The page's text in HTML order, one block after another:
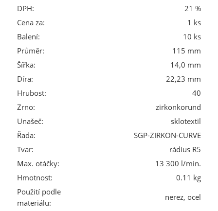
DPH:
21 %
Cena za:
1 ks
Balení:
10 ks
Průměr:
115 mm
Šířka:
14,0 mm
Díra:
22,23 mm
Hrubost:
40
Zrno:
zirkonkorund
Unašeč:
sklotextil
Řada:
SGP-ZIRKON-CURVE
Tvar:
rádius R5
Max. otáčky:
13 300 l/min.
Hmotnost:
0.11 kg
Použití podle
materiálu:
nerez, ocel